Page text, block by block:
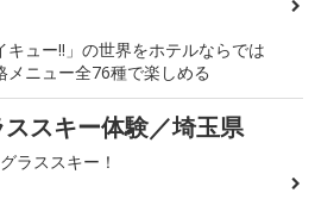
キュー!!」の世界をホテルならでは
メニュー全76種で楽しめる
ススキー体験／埼玉県
ラススキー！